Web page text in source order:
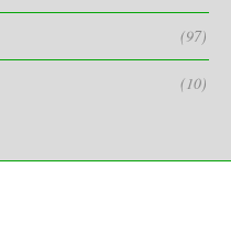
(97)
(10)